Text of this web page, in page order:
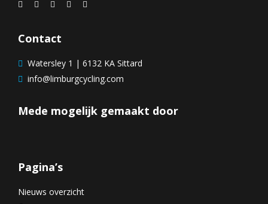
Contact
Watersley 1 | 6132 KA Sittard
info@limburgcycling.com
Mede mogelijk gemaakt door
Pagina’s
Nieuws overzicht